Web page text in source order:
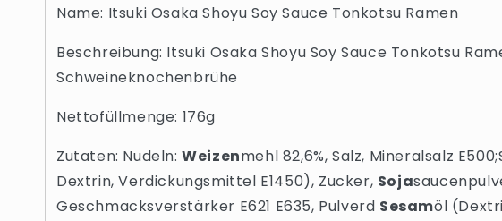
Name: Itsuki Osaka Shoyu Soy Sauce Tonkotsu Ramen
Beschreibung: Itsuki Osaka Shoyu Soy Sauce Tonkotsu
Schweineknochenbrühe
Nettofüllmenge: 176g
Zutaten: Nudeln:Weizenmehl 82,6%, Salz, Mineralsalz
Dextrin, Verdickungsmittel E1450), Zucker, Soja
Geschmacksverstärker E621 E635, Pulverd Sesamöl